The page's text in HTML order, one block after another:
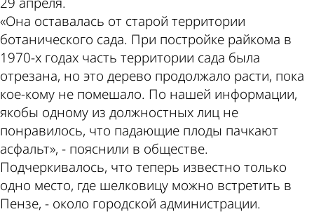
«Она оставалась от старой территории
ботанического сада. При постройке райкома в
1970-х годах часть территории сада была
отрезана, но это дерево продолжало расти, пока
кое-кому не помешало. По нашей информации,
якобы одному из должностных лиц не
понравилось, что падающие плоды пачкают
асфальт», - пояснили в обществе.
Подчеркивалось, что теперь известно только
одно место, где шелковицу можно встретить в
Пензе, - около городской администрации.